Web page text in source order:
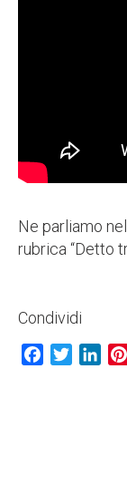
Ne parliamo
rubrica “Detto
Condividi
Facebook
Twitter